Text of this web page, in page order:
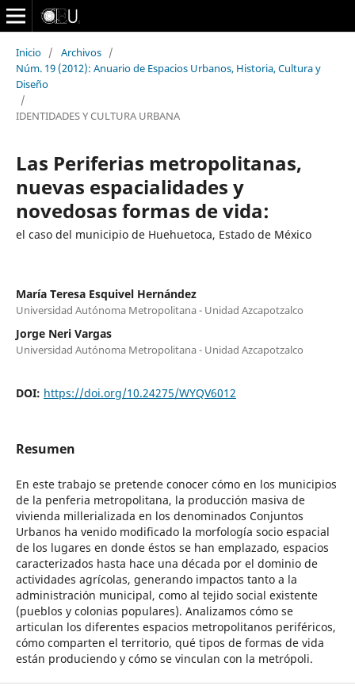
Inicio / Archivos /
Núm. 19 (2012): Anuario de Espacios Urbanos, Historia, Cultura y
Diseño
/
IDENTIDADES Y CULTURA URBANA
Las Periferias metropolitanas,
nuevas espacialidades y
novedosas formas de vida:
el caso del municipio de Huehuetoca, Estado de México
María Teresa Esquivel Hernández
Universidad Autónoma Metropolitana - Unidad Azcapotzalco
Jorge Neri Vargas
Universidad Autónoma Metropolitana - Unidad Azcapotzalco
DOI: https://doi.org/10.24275/WYQV6012
Resumen
En este trabajo se pretende conocer cómo en los municipios
de la penferia metropolitana, la producción masiva de
vivienda millerializada en los denominados Conjuntos
Urbanos ha venido modificado la morfología socio espacial
de los lugares en donde éstos se han emplazado, espacios
caracterizados hasta hace una década por el dominio de
actividades agrícolas, generando impactos tanto a la
administración municipal, como al tejido social existente
(pueblos y colonias populares). Analizamos cómo se
articulan los diferentes espacios metropolitanos periféricos,
cómo comparten el territorio, qué tipos de formas de vida
están produciendo y cómo se vinculan con la metrópoli.